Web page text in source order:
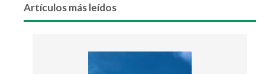
Artículos más leídos